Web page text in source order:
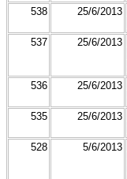
538 25/6/2013
537 25/6/2013
536 25/6/2013
535 25/6/2013
528 5/6/2013